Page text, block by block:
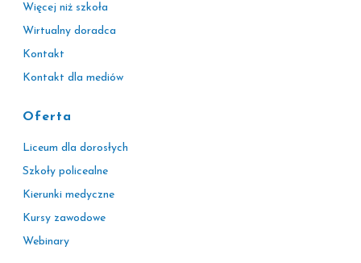
Więcej niż szkoła
Wirtualny doradca
Kontakt
Kontakt dla mediów
Oferta
Liceum dla dorosłych
Szkoły policealne
Kierunki medyczne
Kursy zawodowe
Webinary